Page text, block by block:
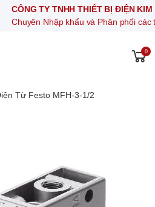
TY TNHH THIẾT BỊ ĐIỆN KIM LONG
Nhập khẩu và Phân phối các thiết bị
menu
0
Từ Festo MFH-3-1/2